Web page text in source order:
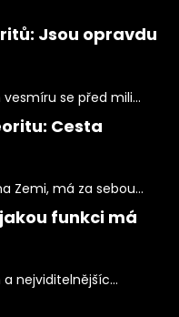
Jsou opravdu
se před mili...
Cesta
Zemi, má za sebou...
funkci má
nejviditelnějšíc...